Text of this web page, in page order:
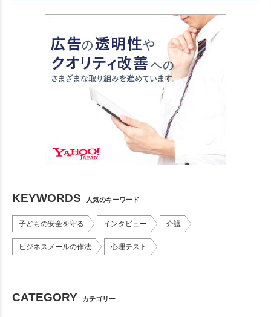
KEYWORDS 人気のキーワード
子どもの安全を守る インタビュー 介護
ビジネスメールの作法 心理テスト
CATEGORY カテゴリー